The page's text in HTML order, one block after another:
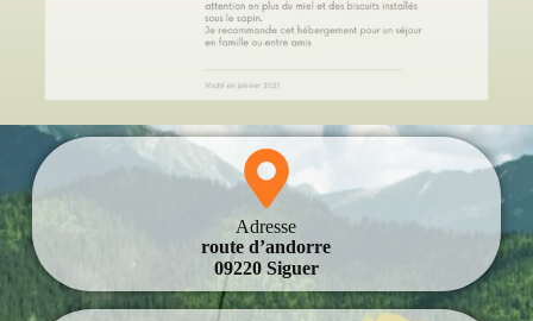
Adresse
route d’andorre
09220 Siguer